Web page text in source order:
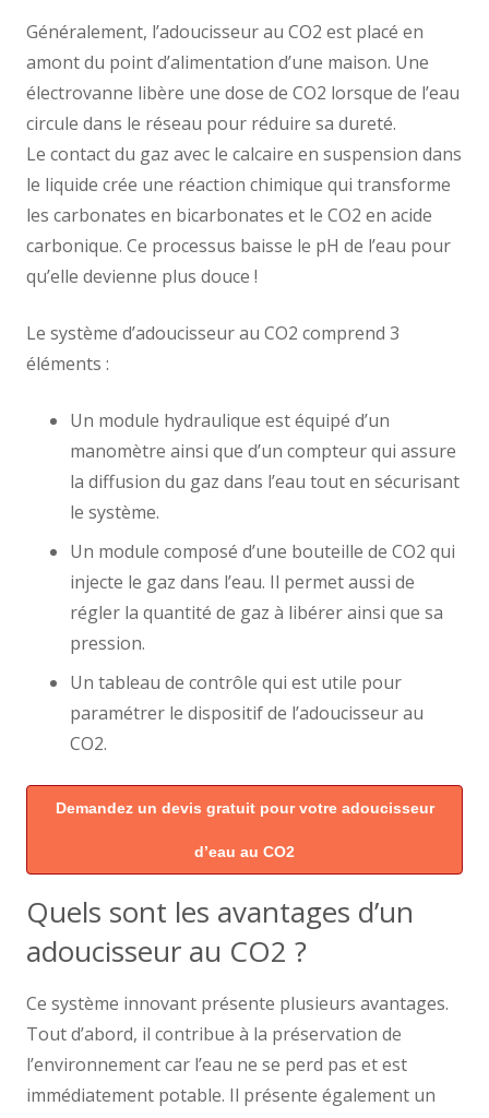
Généralement, l’adoucisseur au CO2 est placé en
amont du point d’alimentation d’une maison. Une
électrovanne libère une dose de CO2 lorsque de l’eau
circule dans le réseau pour réduire sa dureté.
Le contact du gaz avec le calcaire en suspension dans
le liquide crée une réaction chimique qui transforme
les carbonates en bicarbonates et le CO2 en acide
carbonique. Ce processus baisse le pH de l’eau pour
qu’elle devienne plus douce !
Le système d’adoucisseur au CO2 comprend 3
éléments :
Un module hydraulique est équipé d’un
manomètre ainsi que d’un compteur qui assure
la diffusion du gaz dans l’eau tout en sécurisant
le système.
Un module composé d’une bouteille de CO2 qui
injecte le gaz dans l’eau. Il permet aussi de
régler la quantité de gaz à libérer ainsi que sa
pression.
Un tableau de contrôle qui est utile pour
paramétrer le dispositif de l’adoucisseur au
CO2.
Demandez un devis gratuit pour votre adoucisseur
d’eau au CO2
Quels sont les avantages d’un
adoucisseur au CO2 ?
Ce système innovant présente plusieurs avantages.
Tout d’abord, il contribue à la préservation de
l’environnement car l’eau ne se perd pas et est
immédiatement potable. Il présente également un